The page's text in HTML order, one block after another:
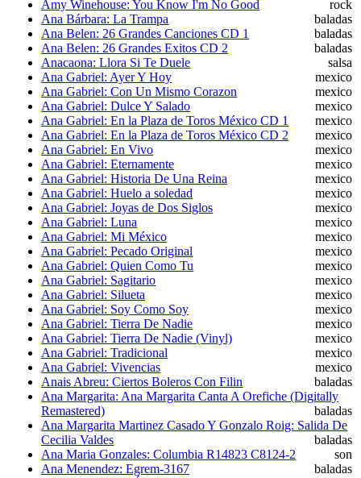
Amy Winehouse: You Know I'm No Good
rock
Ana Bárbara: La Trampa
baladas
Ana Belen: 26 Grandes Canciones CD 1
baladas
Ana Belen: 26 Grandes Exitos CD 2
baladas
Anacaona: Llora Si Te Duele
salsa
Ana Gabriel: Ayer Y Hoy
mexico
Ana Gabriel: Con Un Mismo Corazon
mexico
Ana Gabriel: Dulce Y Salado
mexico
Ana Gabriel: En la Plaza de Toros México CD 1
mexico
Ana Gabriel: En la Plaza de Toros México CD 2
mexico
Ana Gabriel: En Vivo
mexico
Ana Gabriel: Eternamente
mexico
Ana Gabriel: Historia De Una Reina
mexico
Ana Gabriel: Huelo a soledad
mexico
Ana Gabriel: Joyas de Dos Siglos
mexico
Ana Gabriel: Luna
mexico
Ana Gabriel: Mi México
mexico
Ana Gabriel: Pecado Original
mexico
Ana Gabriel: Quien Como Tu
mexico
Ana Gabriel: Sagitario
mexico
Ana Gabriel: Silueta
mexico
Ana Gabriel: Soy Como Soy
mexico
Ana Gabriel: Tierra De Nadie
mexico
Ana Gabriel: Tierra De Nadie (Vinyl)
mexico
Ana Gabriel: Tradicional
mexico
Ana Gabriel: Vivencias
mexico
Anais Abreu: Ciertos Boleros Con Filin
baladas
Ana Margarita: Ana Margarita Canta A Orefiche (Digitally
Remastered)
baladas
Ana Margarita Martinez Casado Y Gonzalo Roig: Salida De
Cecilia Valdes
baladas
Ana Maria Gonzales: Columbia R14823 C8124-2
son
Ana Menendez: Egrem-3167
baladas